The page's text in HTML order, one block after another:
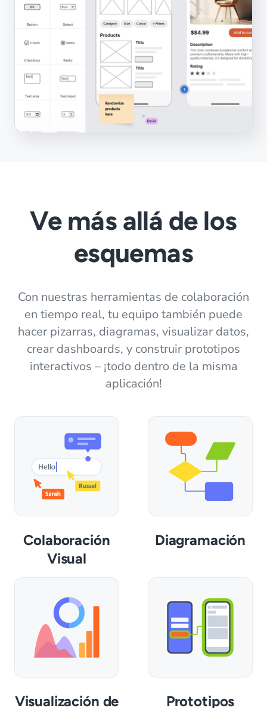
Ve más allá de los
esquemas
Con nuestras herramientas de colaboración
en tiempo real, tu equipo también puede
hacer pizarras, diagramas, visualizar datos,
crear dashboards, y construir prototipos
interactivos – ¡todo dentro de la misma
aplicación!
Colaboración
Visual
Diagramación
Visualización de Prototipos